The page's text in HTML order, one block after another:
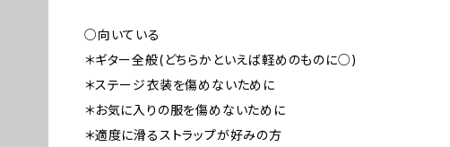
○向いている
＊ギター全般(どちらかといえば軽めのものに○)
＊ステージ衣装を傷めないために
＊お気に入りの服を傷めないために
＊適度に滑るストラップが好みの方